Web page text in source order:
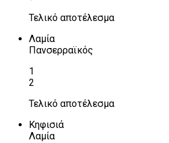
Τελικό αποτέλεσμα
Λαμία
Πανσερραϊκός
1
2
Τελικό αποτέλεσμα
Κηφισιά
Λαμία